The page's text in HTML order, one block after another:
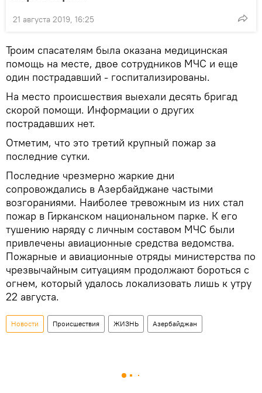
21 августа 2019, 16:25
Троим спасателям была оказана медицинская
помощь на месте, двое сотрудников МЧС и еще
один пострадавший - госпитализированы.
На место происшествия выехали десять бригад
скорой помощи. Информации о других
пострадавших нет.
Отметим, что это третий крупный пожар за
последние сутки.
Последние чрезмерно жаркие дни
сопровождались в Азербайджане частыми
возгораниями. Наиболее тревожным из них стал
пожар в Гирканском национальном парке. К его
тушению наряду с личным составом МЧС были
привлечены авиационные средства ведомства.
Пожарные и авиационные отряды министерства по
чрезвычайным ситуациям продолжают бороться с
огнем, который удалось локализовать лишь к утру
22 августа.
Новости Происшествия ЖИЗНЬ Азербайджан